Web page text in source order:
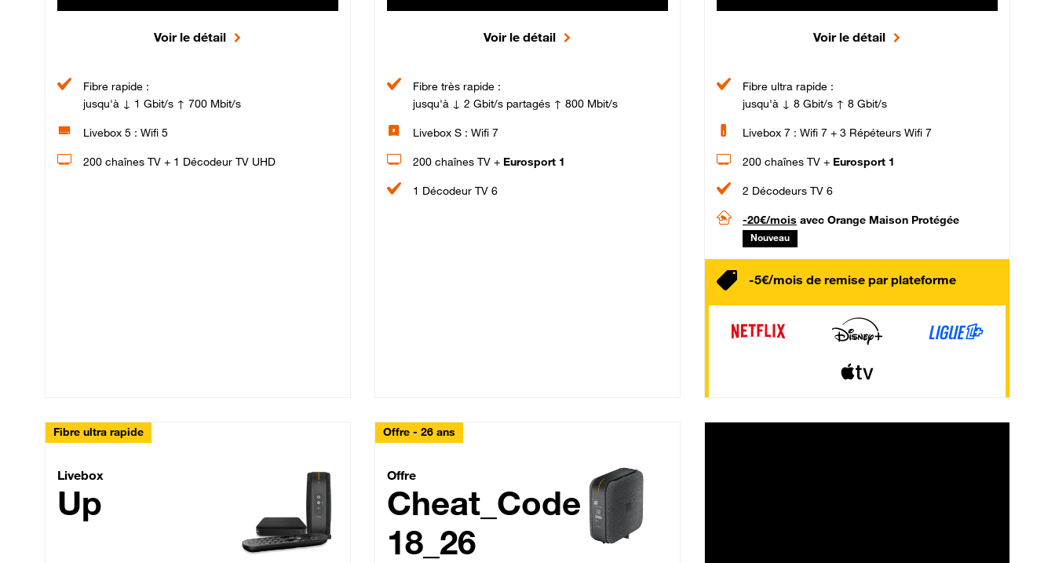
Voir le détail
Fibre rapide :
jusqu'à ↓ 1 Gbit/s ↑ 700 Mbit/s
Livebox 5 : Wifi 5
200 chaînes TV + 1 Décodeur TV UHD
Voir le détail
Fibre très rapide :
jusqu'à ↓ 2 Gbit/s partagés ↑ 800 Mbit/s
Livebox S : Wifi 7
200 chaînes TV + Eurosport 1
1 Décodeur TV 6
Voir le détail
Fibre ultra rapide :
jusqu'à ↓ 8 Gbit/s ↑ 8 Gbit/s
Livebox 7 : Wifi 7 + 3 Répéteurs Wifi 7
200 chaînes TV + Eurosport 1
2 Décodeurs TV 6
-20€/mois avec Orange Maison Protégée
Nouveau
-5€/mois de remise par plateforme
Fibre ultra rapide
Livebox Up Fibre
Livebox
Up
Offre - 26 ans
Cheat_Code Fibre_18_26
Offre
Cheat_Code
18_26